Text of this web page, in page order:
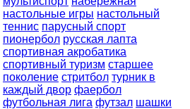
настольные игры настольный
теннис парусный спорт
пионербол русская лапта
спортивная акробатика
спортивный туризм старшее
поколение стритбол турник в
каждый двор фаербол
футбольная лига футзал шашки